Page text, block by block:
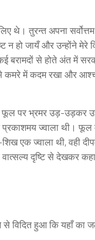
थे। तुरन्त अपना
हो जायँ और उन्होंने मेरे
बरामदों से होते अंत में
कमरे में कदम रखा और
पर भ्रमर उड़-उड़कर
प्रकाशमय ज्वाला थी।
ज्वाला थी, वही
वात्सल्य दृष्टि से
से विदित हुआ कि यहाँ का